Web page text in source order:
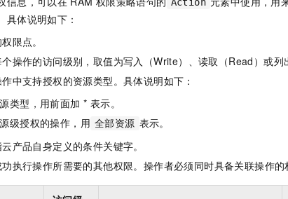
Action
具体说明如下：
限点。
操作的访问级别，取值为写入（Write）、读取（Read）或列
中支持授权的资源类型。具体说明如下：
类型，用前面加 * 表示。
级授权的操作，用 全部资源 表示。
产品自身定义的条件关键字。
执行操作所需要的其他权限。操作者必须同时具备关联操作的
新一代 AI 视频生成模型，深度适配广告营销等场景
人工智能平台 PAI 秒悟
应用
依托云原生高可用架构,实现Dify私有化部署
个 AI 助手
在企业官网、通讯软件中为客户提供 AI 客服
即刻拥有 DeepSeek-R1 满血版
多种方案随心选，轻松解锁专属 DeepSeek
建站系统